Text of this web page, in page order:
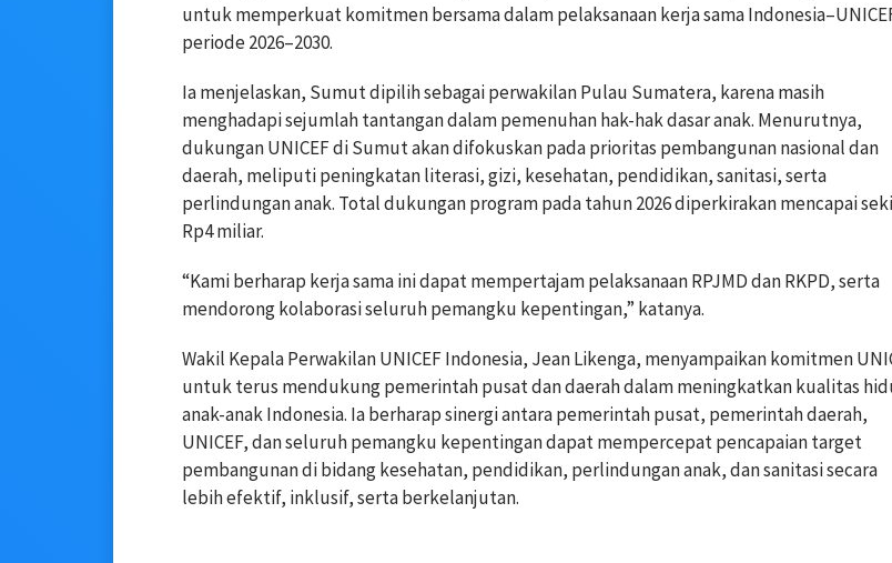
untuk memperkuat komitmen bersama dalam pelaksanaan kerja sama
periode 2026–2030.
Ia menjelaskan, Sumut dipilih sebagai perwakilan Pulau Sumatera, karena masih
menghadapi sejumlah tantangan dalam pemenuhan hak-hak dasar anak. Menurutnya,
dukungan UNICEF di Sumut akan difokuskan pada prioritas pembangunan nasional dan
daerah, meliputi peningkatan literasi, gizi, kesehatan, pendidikan, sanitasi, serta
perlindungan anak. Total dukungan program pada tahun 2026 diperkirakan mencapai
Rp4 miliar.
“Kami berharap kerja sama ini dapat mempertajam pelaksanaan RPJMD dan RKPD, serta
mendorong kolaborasi seluruh pemangku kepentingan,” katanya.
Wakil Kepala Perwakilan UNICEF Indonesia, Jean Likenga, menyampaikan komitmen
untuk terus mendukung pemerintah pusat dan daerah dalam meningkatkan kualitas
anak-anak Indonesia. Ia berharap sinergi antara pemerintah pusat, pemerintah daerah,
UNICEF, dan seluruh pemangku kepentingan dapat mempercepat pencapaian target
pembangunan di bidang kesehatan, pendidikan, perlindungan anak, dan sanitasi secara
lebih efektif, inklusif, serta berkelanjutan.